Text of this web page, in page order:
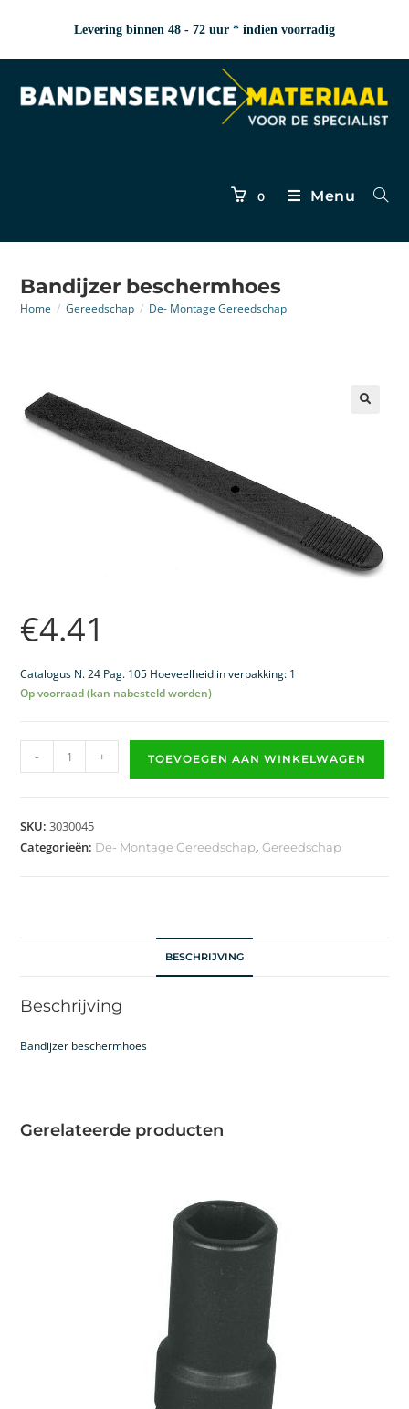
Levering binnen 48 - 72 uur * indien voorradig
0 Menu
Bandijzer beschermhoes
Home / Gereedschap / De- Montage Gereedschap
€4.41
Catalogus N. 24 Pag. 105 Hoeveelheid in verpakking: 1
Op voorraad (kan nabesteld worden)
- + TOEVOEGEN AAN WINKELWAGEN
SKU:3030045
Categorieën: De- Montage Gereedschap,Gereedschap
BESCHRIJVING
Beschrijving
Bandijzer beschermhoes
Gerelateerde producten